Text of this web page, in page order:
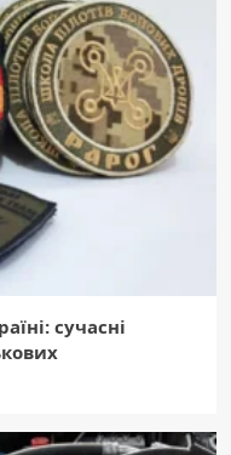
передчасно
річного лікаря
«Пироговки».
сучасні